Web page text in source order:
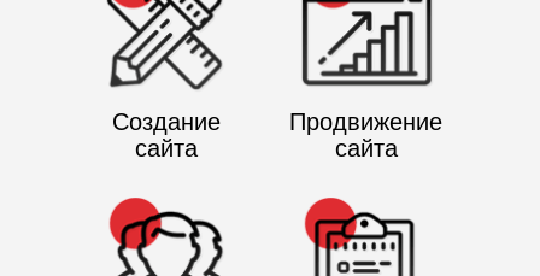
Создание
сайта
Продвижение
сайта